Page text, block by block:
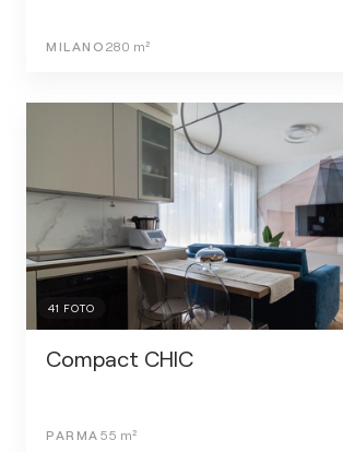
MILANO 280 m²
41 FOTO
Compact CHIC
PARMA 55 m²